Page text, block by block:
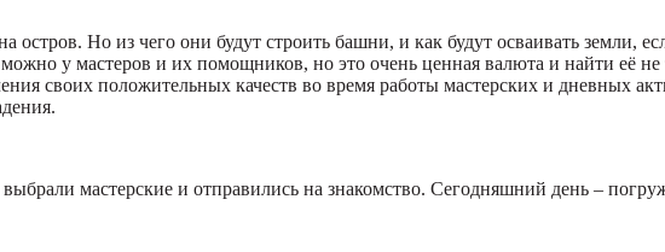
остров. Но из чего они будут строить башни, и как будут осваивать земли,
у мастеров и их помощников, но это очень ценная валюта и найти её
своих положительных качеств во время работы мастерских и дневных
мастерские и отправились на знакомство. Сегодняшний день –